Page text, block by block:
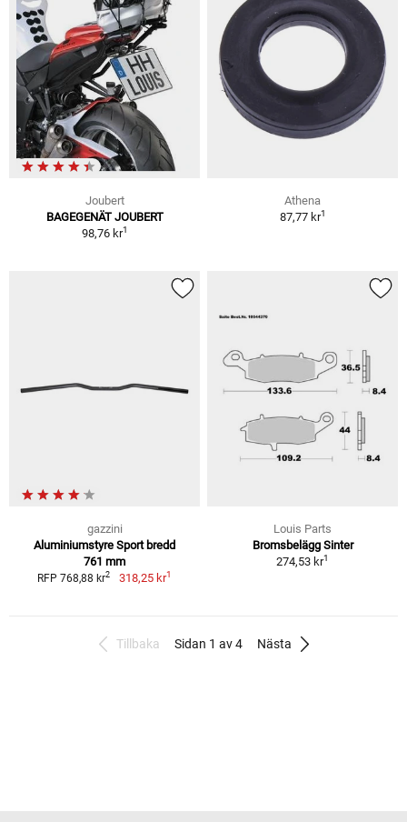
Joubert
BAGEGENÄT JOUBERT
98,76 kr1
Athena
87,77 kr1
gazzini
Aluminiumstyre Sport bredd
761 mm
RFP 768,88 kr2 318,25 kr1
Louis Parts
Bromsbelägg Sinter
274,53 kr1
Tillbaka Sidan 1 av 4 Nästa